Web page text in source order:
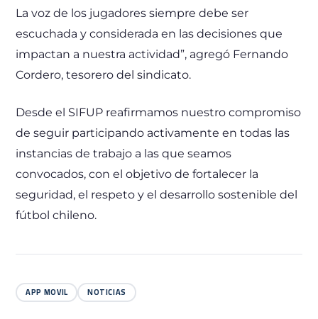
La voz de los jugadores siempre debe ser
escuchada y considerada en las decisiones que
impactan a nuestra actividad”, agregó Fernando
Cordero, tesorero del sindicato.
Desde el SIFUP reafirmamos nuestro compromiso
de seguir participando activamente en todas las
instancias de trabajo a las que seamos
convocados, con el objetivo de fortalecer la
seguridad, el respeto y el desarrollo sostenible del
fútbol chileno.
APP MOVIL NOTICIAS